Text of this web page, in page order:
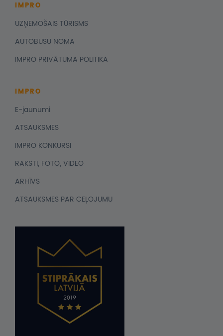
IMPRO
UZŅEMOŠAIS TŪRISMS
AUTOBUSU NOMA
IMPRO PRIVĀTUMA POLITIKA
IMPRO
E-jaunumi
ATSAUKSMES
IMPRO KONKURSI
RAKSTI, FOTO, VIDEO
ARHĪVS
ATSAUKSMES PAR CEĻOJUMU